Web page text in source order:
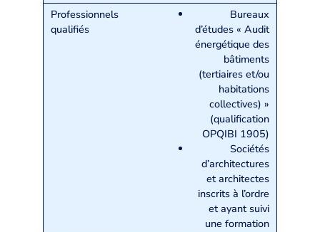
Bureaux
d’études « Audit
énergétique des
bâtiments
(tertiaires et/ou
habitations
collectives) »
(qualification
OPQIBI 1905)
Sociétés
d’architectures
et architectes
inscrits à l’ordre
et ayant suivi
une formation